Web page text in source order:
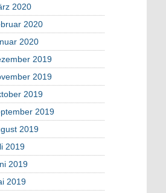
2020
2020
2020
2019
2019
2019
2019
2019
2019
2019
2019